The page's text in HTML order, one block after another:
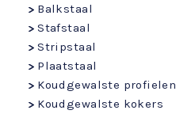
Balkstaal
Stafstaal
Stripstaal
Plaatstaal
Koudgewalste profielen
Koudgewalste kokers